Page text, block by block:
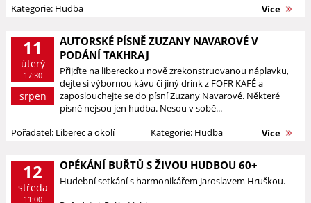
Kategorie: Hudba
Více
11
úterý
17:30
srpen
AUTORSKÉ PÍSNĚ ZUZANY NAVAROVÉ V
PODÁNÍ TAKHRAJ
Přijďte na libereckou nově zrekonstruovanou náplavku,
dejte si výbornou kávu či jiný drink z FOFR KAFÉ a
zaposlouchejte se do písní Zuzany Navarové. Některé
písně nejsou jen hudba. Nesou v sobě...
Pořadatel: Liberec a okolí
Kategorie: Hudba Více
12
středa
11:00
OPÉKÁNÍ BUŘTŮ S ŽIVOU HUDBOU 60+
Hudební setkání s harmonikářem Jaroslavem Hruškou.